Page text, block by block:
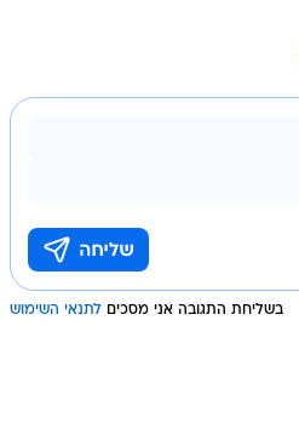
בשליחת התגובה אני מסכים לתנאי השימוש